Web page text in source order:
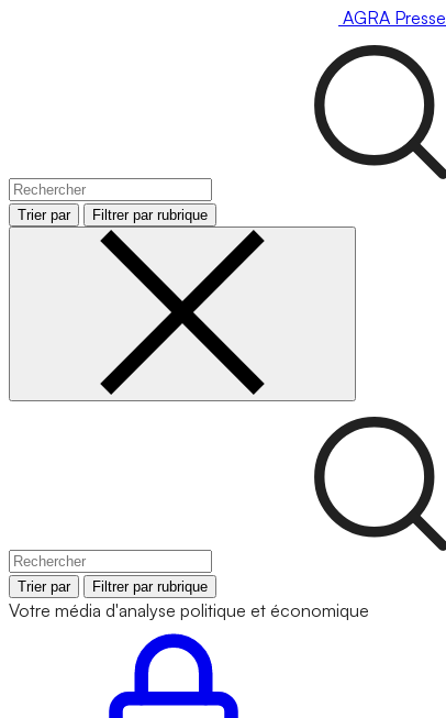
AGRA Presse
Trier par Filtrer par rubrique
Trier par Filtrer par rubrique
Votre média d'analyse politique et économique